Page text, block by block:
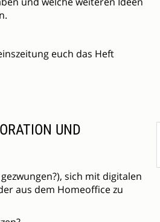
euch das Heft
UND
sich mit digitalen
aus dem Homeoffice zu